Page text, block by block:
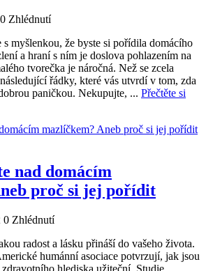
0 Zhlédnutí
myšlenkou, že byste si pořídila domácího
a hraní s ním je doslova pohlazením na
tvorečka je náročná. Než se zcela
řádky, které vás utvrdí v tom, zda
paničkou. Nekupujte, ... Přečtěte si
nad domácím
proč si jej pořídit
0 Zhlédnutí
radost a lásku přináší do vašeho života.
humánní asociace potvrzují, jak jsou
hlediska užiteční. Studie